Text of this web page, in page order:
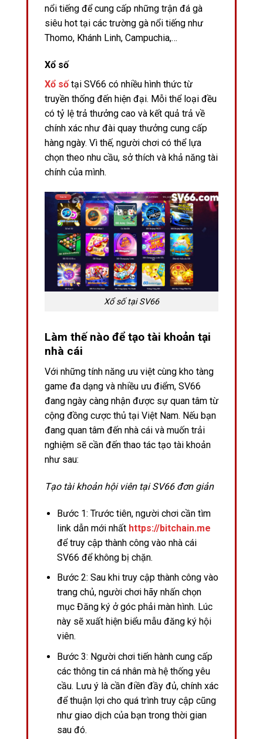
nổi tiếng để cung cấp những trận đá gà
siêu hot tại các trường gà nổi tiếng như
Thomo, Khánh Linh, Campuchia,…
Xổ số
Xổ sốtại SV66 có nhiều hình thức từ
truyền thống đến hiện đại. Mỗi thể loại đều
có tỷ lệ trả thưởng cao và kết quả trả về
chính xác như đài quay thưởng cung cấp
hàng ngày. Vì thế, người chơi có thể lựa
chọn theo nhu cầu, sở thích và khả năng tài
chính của mình.
Xổ số tại SV66
Làm thế nào để tạo tài khoản tại
nhà cái
Với những tính năng ưu việt cùng kho tàng
game đa dạng và nhiều ưu điểm, SV66
đang ngày càng nhận được sự quan tâm từ
cộng đồng cược thủ tại Việt Nam. Nếu bạn
đang quan tâm đến nhà cái và muốn trải
nghiệm sẽ cần đến thao tác tạo tài khoản
như sau:
Tạo tài khoản hội viên tại SV66 đơn giản
Bước 1: Trước tiên, người chơi cần tìm
link dẫn mới nhất https://bitchain.me
để truy cập thành công vào nhà cái
SV66 để không bị chặn.
Bước 2: Sau khi truy cập thành công vào
trang chủ, người chơi hãy nhấn chọn
mục Đăng ký ở góc phải màn hình. Lúc
này sẽ xuất hiện biểu mẫu đăng ký hội
viên.
Bước 3: Người chơi tiến hành cung cấp
các thông tin cá nhân mà hệ thống yêu
cầu. Lưu ý là cần điền đầy đủ, chính xác
để thuận lợi cho quá trình truy cập cũng
như giao dịch của bạn trong thời gian
sau đó.